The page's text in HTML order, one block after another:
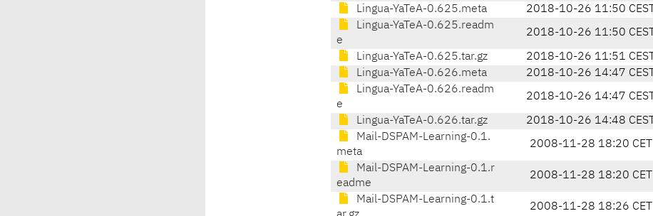
Lingua-YaTeA-0.625.meta
2018-10-26 11:50 CEST
Lingua-YaTeA-0.625.readm
e
2018-10-26 11:50 CEST
Lingua-YaTeA-0.625.tar.gz 2018-10-26 11:51 CEST
Lingua-YaTeA-0.626.meta
2018-10-26 14:47 CEST
Lingua-YaTeA-0.626.readm
e
2018-10-26 14:47 CEST
Lingua-YaTeA-0.626.tar.gz 2018-10-26 14:48 CEST
Mail-DSPAM-Learning-0.1.
meta
2008-11-28 18:20 CET
Mail-DSPAM-Learning-0.1.r
eadme
2008-11-28 18:20 CET
Mail-DSPAM-Learning-0.1.t
2008-11-28 18:26 CET